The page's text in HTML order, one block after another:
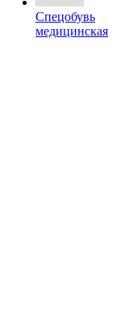
Спецобувь
медицинская